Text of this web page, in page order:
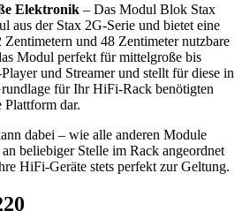
Elektronik – Das Modul Blok Stax
aus der Stax 2G-Serie und bietet eine
und 48 Zentimeter nutzbare
Modul perfekt für mittelgroße bis
und Streamer und stellt für diese in
für Ihr HiFi-Rack benötigten
Plattform dar.
dabei – wie alle anderen Module
beliebiger Stelle im Rack angeordnet
HiFi-Geräte stets perfekt zur Geltung.